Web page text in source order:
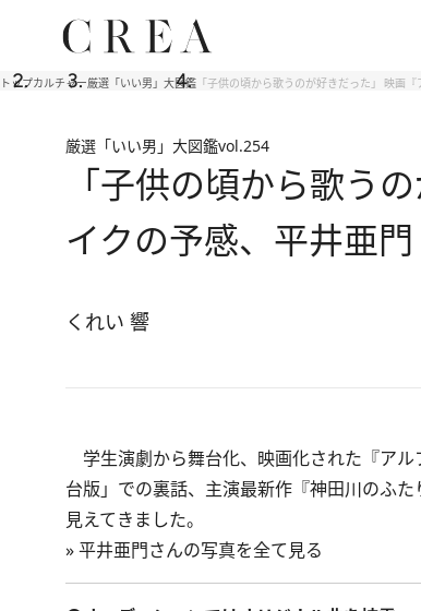
トップカルチャー厳選「いい男」大図鑑 「子供の頃から歌うのが好きだった」 映画
厳選「いい男」大図鑑vol.254
「子供の頃から歌う
イクの予感、平井亜門
くれい 響
学生演劇から舞台化、映画化された『ア
台版」での裏話、主演最新作『神田川のふ
見えてきました。
»平井亜門さんの写真を全て見る